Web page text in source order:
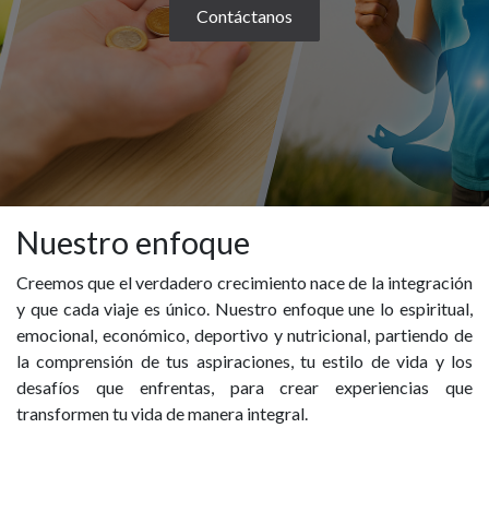
Contáctanos
Nuestro enfoque
Creemos que el verdadero crecimiento nace de la integración
y que cada viaje es único. Nuestro enfoque une lo espiritual,
emocional, económico, deportivo y nutricional, partiendo de
la comprensión de tus aspiraciones, tu estilo de vida y los
desafíos que enfrentas, para crear experiencias que
transformen tu vida de manera integral.